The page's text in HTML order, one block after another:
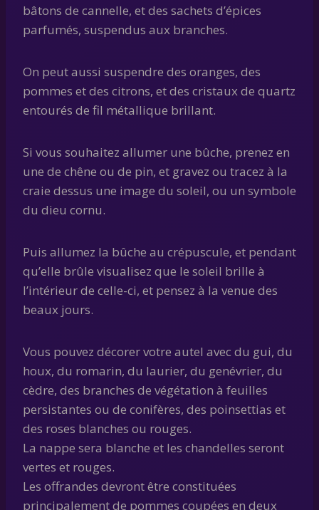
bâtons de cannelle, et des sachets d’épices
parfumés, suspendus aux branches.
On peut aussi suspendre des oranges, des
pommes et des citrons, et des cristaux de quartz
entourés de fil métallique brillant.
Si vous souhaitez allumer une bûche, prenez en
une de chêne ou de pin, et gravez ou tracez à la
craie dessus une image du soleil, ou un symbole
du dieu cornu.
Puis allumez la bûche au crépuscule, et pendant
qu’elle brûle visualisez que le soleil brille à
l’intérieur de celle-ci, et pensez à la venue des
beaux jours.
Vous pouvez décorer votre autel avec du gui, du
houx, du romarin, du laurier, du genévrier, du
cèdre, des branches de végétation à feuilles
persistantes ou de conifères, des poinsettias et
des roses blanches ou rouges.
La nappe sera blanche et les chandelles seront
vertes et rouges.
Les offrandes devront être constituées
principalement de pommes coupées en deux